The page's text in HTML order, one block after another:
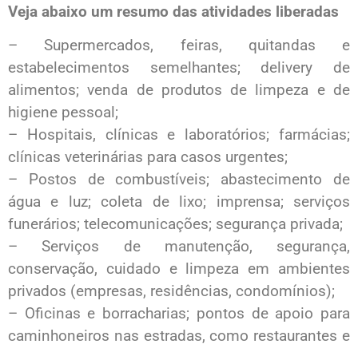
Veja abaixo um resumo das atividades liberadas
– Supermercados, feiras, quitandas e
estabelecimentos semelhantes; delivery de
alimentos; venda de produtos de limpeza e de
higiene pessoal;
– Hospitais, clínicas e laboratórios; farmácias;
clínicas veterinárias para casos urgentes;
– Postos de combustíveis; abastecimento de
água e luz; coleta de lixo; imprensa; serviços
funerários; telecomunicações; segurança privada;
– Serviços de manutenção, segurança,
conservação, cuidado e limpeza em ambientes
privados (empresas, residências, condomínios);
– Oficinas e borracharias; pontos de apoio para
caminhoneiros nas estradas, como restaurantes e